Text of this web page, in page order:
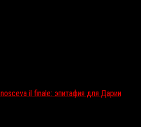
il finale: эпитафия для Дарии